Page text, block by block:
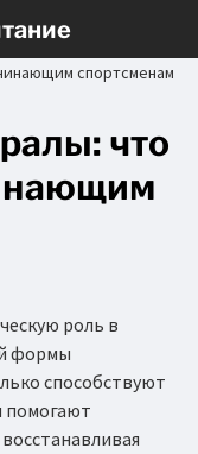
спортсменам
что
роль в
формы
способствуют
помогают